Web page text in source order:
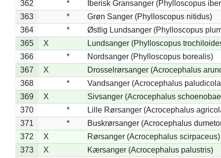
362 *
Iberisk Gransanger (Phylloscopus
363
*
Grøn Sanger (Phylloscopus nitidus)
364
*
Østlig Lundsanger (Phylloscopus
365
X
Lundsanger (Phylloscopus
366
*
Nordsanger (Phylloscopus borealis)
367
X
Drosselrørsanger (Acrocephalus
368
*
Vandsanger (Acrocephalus
369
X
Sivsanger (Acrocephalus
370
*
Lille Rørsanger (Acrocephalus
371
*
Buskrørsanger (Acrocephalus
372
X
Rørsanger (Acrocephalus scirpaceus)
373
X
Kærsanger (Acrocephalus palustris)